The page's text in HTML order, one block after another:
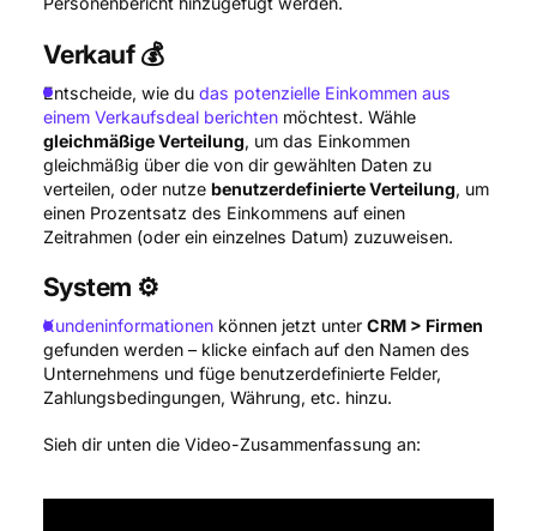
Verkauf 💰
Entscheide, wie du das potenzielle Einkommen aus
einem Verkaufsdeal berichtenmöchtest. Wähle
gleichmäßige Verteilung, um das Einkommen
gleichmäßig über die von dir gewählten Daten zu
verteilen, oder nutze benutzerdefinierte Verteilung, um
einen Prozentsatz des Einkommens auf einen
Zeitrahmen (oder ein einzelnes Datum) zuzuweisen.
System ⚙️
Kundeninformationen können jetzt unter CRM > Firmen
gefunden werden – klicke einfach auf den Namen des
Unternehmens und füge benutzerdefinierte Felder,
Zahlungsbedingungen, Währung, etc. hinzu.
Sieh dir unten die Video-Zusammenfassung an: